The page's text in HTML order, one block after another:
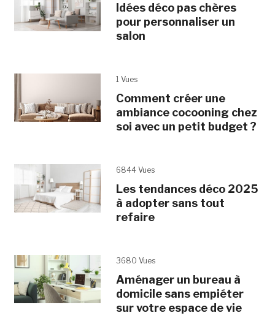
Idées déco pas chères
pour personnaliser un
salon
1 Vues
Comment créer une
ambiance cocooning chez
soi avec un petit budget ?
6844 Vues
Les tendances déco 2025
à adopter sans tout
refaire
3680 Vues
Aménager un bureau à
domicile sans empiéter
sur votre espace de vie